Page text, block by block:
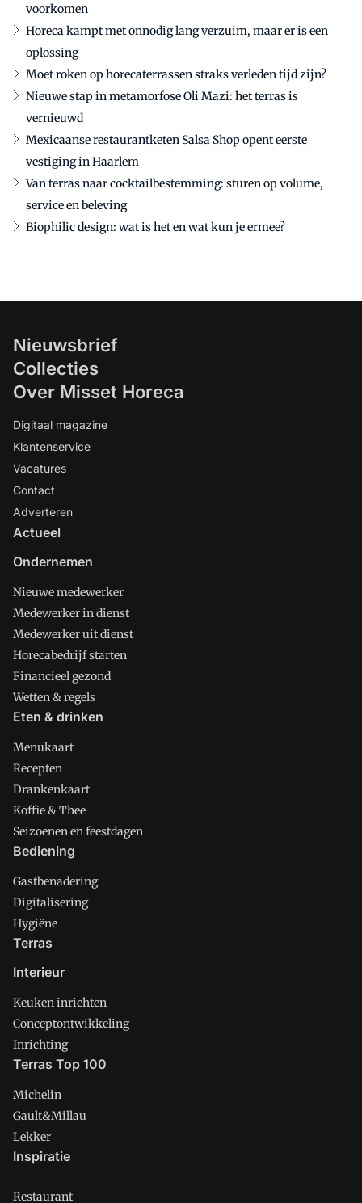
voorkomen
Horeca kampt met onnodig lang verzuim, maar er is een
oplossing
Moet roken op horecaterrassen straks verleden tijd zijn?
Nieuwe stap in metamorfose Oli Mazi: het terras is
vernieuwd
Mexicaanse restaurantketen Salsa Shop opent eerste
vestiging in Haarlem
Van terras naar cocktailbestemming: sturen op volume,
service en beleving
Biophilic design: wat is het en wat kun je ermee?
Nieuwsbrief
Collecties
Over Misset Horeca
Digitaal magazine
Klantenservice
Vacatures
Contact
Adverteren
Actueel
Ondernemen
Nieuwe medewerker
Medewerker in dienst
Medewerker uit dienst
Horecabedrijf starten
Financieel gezond
Wetten & regels
Eten & drinken
Menukaart
Recepten
Drankenkaart
Koffie & Thee
Seizoenen en feestdagen
Bediening
Gastbenadering
Digitalisering
Hygiëne
Terras
Interieur
Keuken inrichten
Conceptontwikkeling
Inrichting
Terras Top 100
Michelin
Gault&Millau
Lekker
Inspiratie
Restaurant